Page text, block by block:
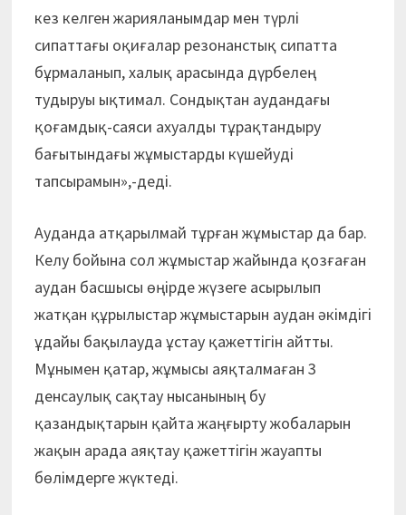
кез келген жарияланымдар мен түрлі
сипаттағы оқиғалар резонанстық сипатта
бұрмаланып, халық арасында дүрбелең
тудыруы ықтимал. Сондықтан аудандағы
қоғамдық-саяси ахуалды тұрақтандыру
бағытындағы жұмыстарды күшейуді
тапсырамын»,-деді.
Ауданда атқарылмай тұрған жұмыстар да бар.
Келу бойына сол жұмыстар жайында қозғаған
аудан басшысы өңірде жүзеге асырылып
жатқан құрылыстар жұмыстарын аудан әкімдігі
ұдайы бақылауда ұстау қажеттігін айтты.
Мұнымен қатар, жұмысы аяқталмаған 3
денсаулық сақтау нысанының бу
қазандықтарын қайта жаңғырту жобаларын
жақын арада аяқтау қажеттігін жауапты
бөлімдерге жүктеді.